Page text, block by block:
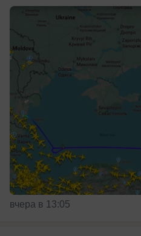
вчера в 13:05